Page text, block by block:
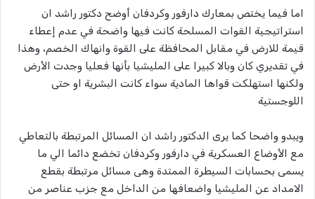
اما فيما يختص بمعارك دارفور وكردفان أوضح دكتور راشد ان
استراتيجية القوات المسلحة كانت فيها واضحة في عدم إعطاء
قيمة للارض في مقابل المحافظة على القوة وانهاك الخصم، وهذا
في تقديري كان وبالا كبيرا على المليشيا بأنها فعليا وجدت الأرض
ولكنها استهلكت قواها المادية سواء كانت البشرية او حتى
اللوجستية
ويبدو واضحا كما يرى الدكتور راشد ان المسائل المرتبطة بالتعاطي
مع الأوضاع العسكرية في دارفور وكردفان تخضع دائما الي ما
يسمى بحسابات السيطرة الممتدة وهى مسائل مرتبطة بقطع
الامداد عن المليشيا واضعافها من الداخل مع جزب عناصر من